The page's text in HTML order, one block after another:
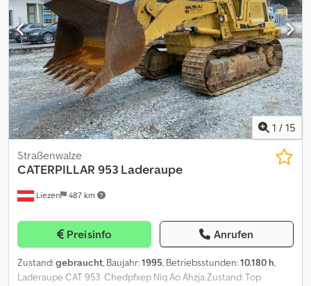
– RUMÄNISCH (Wir erledigen alle Exportformalitäten inkl.
Nummer) * RADEK – ?????
1 / 15
Liezen 487 km
Straßenwalze
CATERPILLAR 953 Laderaupe
Preisinfo Anrufen
Zustand:gebraucht, Baujahr:1995, Betriebsstunden:10.180 h,
Laderaupe CAT 953 Chedpfxep Niq Ao Ahzja Zustand: Top